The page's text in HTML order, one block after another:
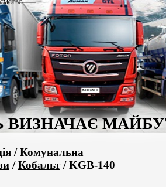
/Комунальна
/Кобальт/ KGB-140